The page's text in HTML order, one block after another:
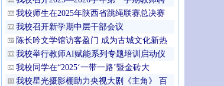
我校师生在2025年陕西省跳绳联赛总决赛
我校召开新学期中层干部会议
陈长吟文学馆访客盈门 成为古城文化新热
我校举行教师AI赋能系列专题培训启动仪
我校同学在“2025‘一带一路’暨金砖大
我校星光摄影棚助力央视大剧《主角》 百